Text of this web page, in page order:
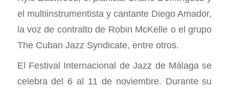
el multiinstrumentista y cantante Diego Amador,
la voz de contralto de Robin McKelle o el grupo
The Cuban Jazz Syndicate, entre otros.
El Festival Internacional de Jazz de Málaga se
celebra del 6 al 11 de noviembre. Durante su